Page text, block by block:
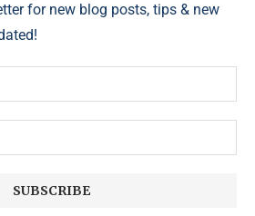
for new blog posts, tips & new